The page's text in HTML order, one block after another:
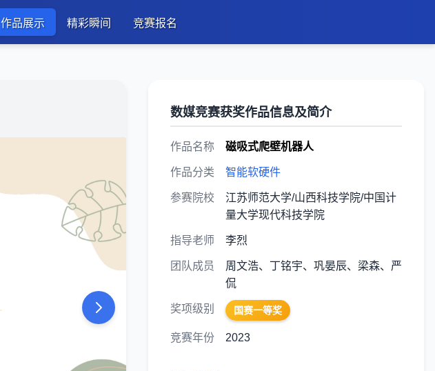
作品展示 精彩瞬间 竞赛报名
数媒竞赛获奖作品信息及简介
作品名称 磁吸式爬壁机器人
作品分类 智能软硬件
参赛院校
江苏师范大学/山西科技学院/中国计
量大学现代科技学院
指导老师 李烈
团队成员
周文浩、丁铭宇、巩晏辰、梁森、严
侃
奖项级别 国赛一等奖
竞赛年份 2023